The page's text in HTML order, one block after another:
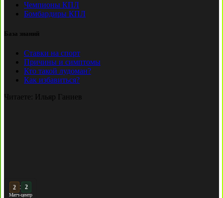
Чемпионы КПЛ
Бомбардиры КПЛ
База знаний
Ставки на спорт
Причины и симптомы
Кто такой лудоман?
Как избавиться?
Читаете: Ильяр Ганиев
: 2
Матч-центр